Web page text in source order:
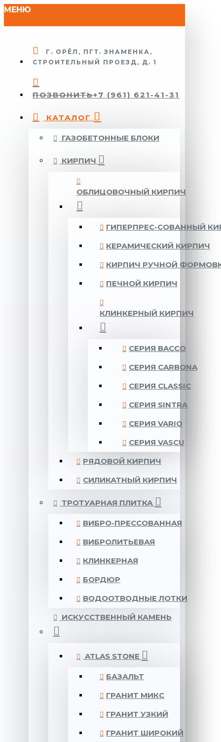
МЕНЮ
Г. ОРЁЛ, ПГТ. ЗНАМЕНКА,
СТРОИТЕЛЬНЫЙ ПРОЕЗД, Д. 1
ПОЗВОНИТЬ+7 (961) 621-41-31
КАТАЛОГ
ГАЗОБЕТОННЫЕ БЛОКИ
КИРПИЧ
ОБЛИЦОВОЧНЫЙ КИРПИЧ
ГИПЕРПРЕС-СОВАННЫЙ
КЕРАМИЧЕСКИЙ КИРПИЧ
КИРПИЧ РУЧНОЙ
ПЕЧНОЙ КИРПИЧ
КЛИНКЕРНЫЙ КИРПИЧ
CЕРИЯ BACCO
CЕРИЯ CARBONA
CЕРИЯ CLASSIC
CЕРИЯ SINTRA
CЕРИЯ VARIO
CЕРИЯ VASCU
РЯДОВОЙ КИРПИЧ
СИЛИКАТНЫЙ КИРПИЧ
ТРОТУАРНАЯ ПЛИТКА
ВИБРО-ПРЕССОВАННАЯ
ВИБРОЛИТЬЕВАЯ
КЛИНКЕРНАЯ
БОРДЮР
ВОДООТВОДНЫЕ ЛОТКИ
ИСКУССТВЕННЫЙ КАМЕНЬ
ATLAS STONE
БАЗАЛЬТ
ГРАНИТ МИКС
ГРАНИТ УЗКИЙ
ГРАНИТ ШИРОКИЙ